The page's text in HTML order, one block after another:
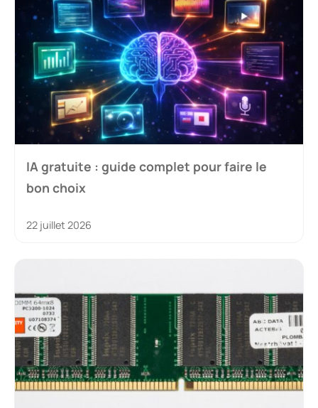
IA gratuite : guide complet pour faire le
bon choix
22 juillet 2026